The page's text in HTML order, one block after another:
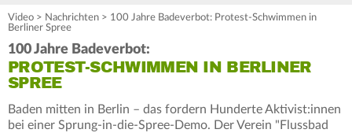
Video > Nachrichten > 100 Jahre Badeverbot: Protest-Schwimmen in
Berliner Spree
100 Jahre Badeverbot:
PROTEST-SCHWIMMEN IN BERLINER
SPREE
Baden mitten in Berlin – das fordern Hunderte Aktivist:innen
bei einer Sprung-in-die-Spree-Demo. Der Verein "Flussbad